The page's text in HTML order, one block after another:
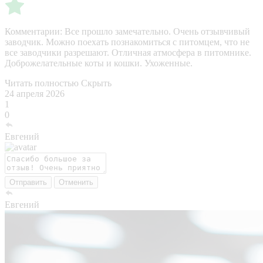
Комментарии: Все прошло замечательно. Очень отзывчивый
заводчик. Можно поехать познакомиться с питомцем, что не
все заводчики разрешают. Отличная атмосфера в питомнике.
Доброжелательные коты и кошки. Ухоженные.
Читать полностью Скрыть
24 апреля 2026
1
0
Евгений
Отправить Отменить
Евгений